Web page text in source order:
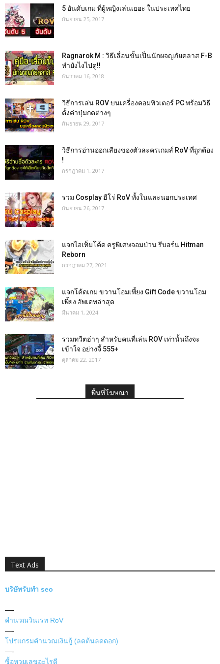
5 อันดับเกม ที่ผู้หญิงเล่นเยอะ ในประเทศไทย
กันยายน 25, 2017
Ragnarok M : วิธีเลื่อนขั้นเป็นนักผจญภัยคลาส F-B
ทำยังไงไปดู!!
ธันวาคม 16, 2018
วิธีการเล่น ROV บนเครื่องคอมพิวเตอร์ PC พร้อมวิธี
ตั้งค่าปุ่มกดต่างๆ
กันยายน 29, 2017
วิธีการอ่านออกเสียงของตัวละครเกมส์ RoV ที่ถูกต้อง
!
กรกฎาคม 1, 2017
รวม Cosplay ฮีโร่ RoV ทั้งในและนอกประเทศ
กันยายน 26, 2017
แจกไอเท็มโค้ด ครูพิเศษจอมป่วน รีบอร์น Hitman
Reborn
กรกฎาคม 27, 2021
แจกโค้ดเกม ขวานโอมเพี้ยง Gift Code ขวานโอม
เพี้ยง อัพเดทล่าสุด
มีนาคม 1, 2024
รวมทวีตฮ่าๆ สำหรับคนที่เล่น ROV เท่านั้นถึงจะ
เข้าใจ อย่างจี้ 555+
ตุลาคม 22, 2017
พื้นที่โฆษณา
Text Ads
บริษัทรับทำ seo
—-
คำนวณวินเรท RoV
—-
โปรแกรมคำนวณเงินกู้ (ลดต้นลดดอก)
—-
ซื้อหวยเลขอะไรดี